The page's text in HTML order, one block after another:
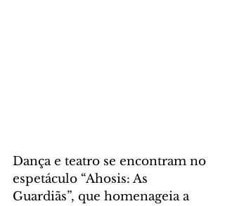
Dança e teatro se encontram no
espetáculo “Ahosis: As
Guardiãs”, que homenageia a